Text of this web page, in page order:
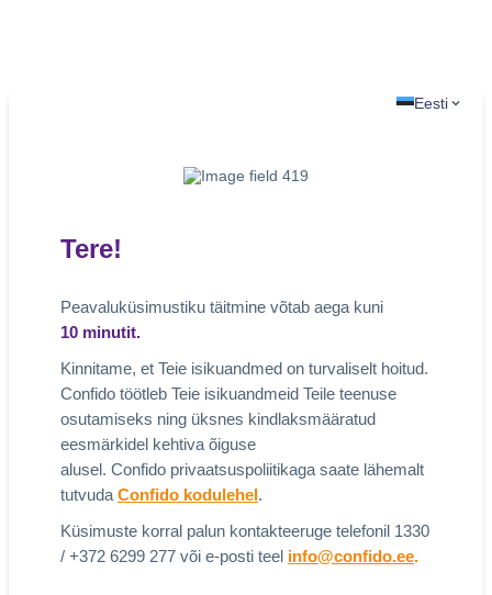
Eesti
Tere!
Peavaluküsimustiku täitmine võtab aega kuni
10 minutit.
Kinnitame, et Teie isikuandmed on turvaliselt hoitud.
Confido töötleb Teie isikuandmeid Teile teenuse
osutamiseks ning üksnes kindlaksmääratud
eesmärkidel kehtiva õiguse
alusel. Confido privaatsuspoliitikaga saate lähemalt
tutvuda Confido kodulehel .
Küsimuste korral palun kontakteeruge telefonil 1330
/ +372 6299 277 või e-posti teel info@confido.ee.